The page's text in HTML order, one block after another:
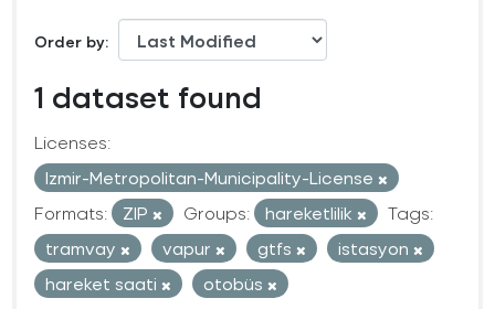
Order by
1 dataset found
Licenses:
Izmir-Metropolitan-Municipality-License
Formats:
ZIP Groups: hareketlilik
Tags:
tramvay
vapur gtfs
istasyon
hareket saati
otobüs